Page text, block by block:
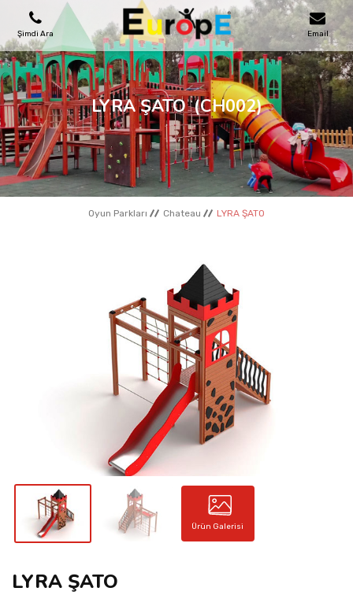
Şimdi Ara Email
OYUN PARKLARI
SKATEPARKLAR
AHŞAP EVLER
KENT MOBILYALARI
LYRA ŞATO (CH002)
Oyun Parkları Chateau LYRA ŞATO
Ürün Galerisi
LYRA ŞATO